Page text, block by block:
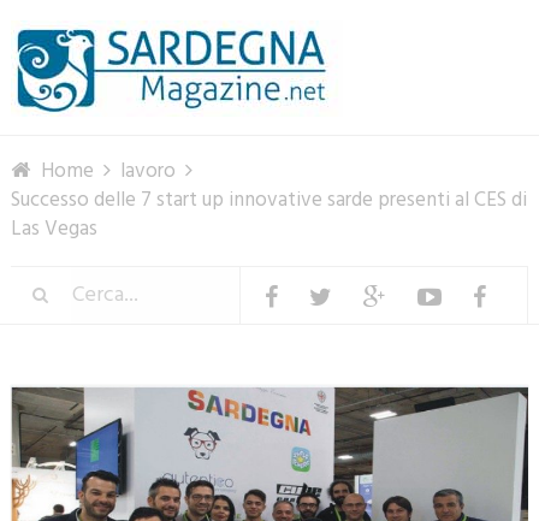
Home
lavoro
Successo delle 7 start up innovative sarde presenti al CES di
Las Vegas